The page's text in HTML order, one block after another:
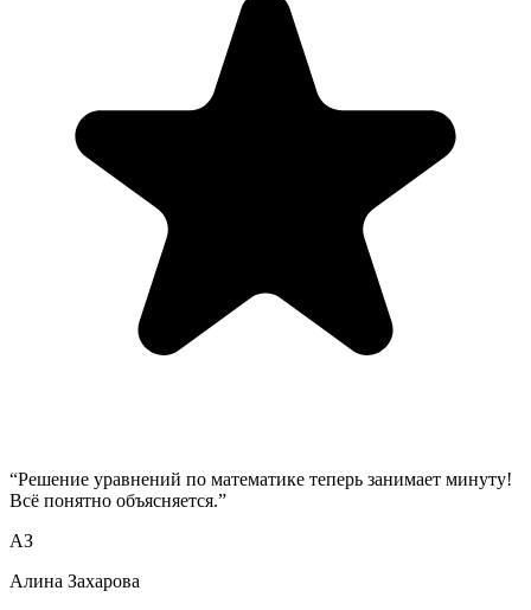
“Решение уравнений по математике теперь занимает минуту!
Всё понятно объясняется.”
АЗ
Алина Захарова